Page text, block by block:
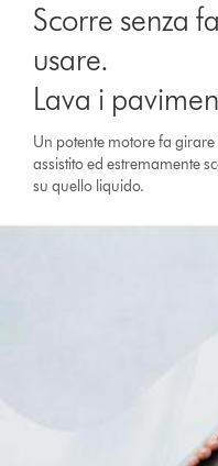
will
when
clip
is
activated
will
when
clip
is
activated
Scorre senza
usare.
Lava i
Un potente motore fa
assistito ed estremamente
su quello liquido.